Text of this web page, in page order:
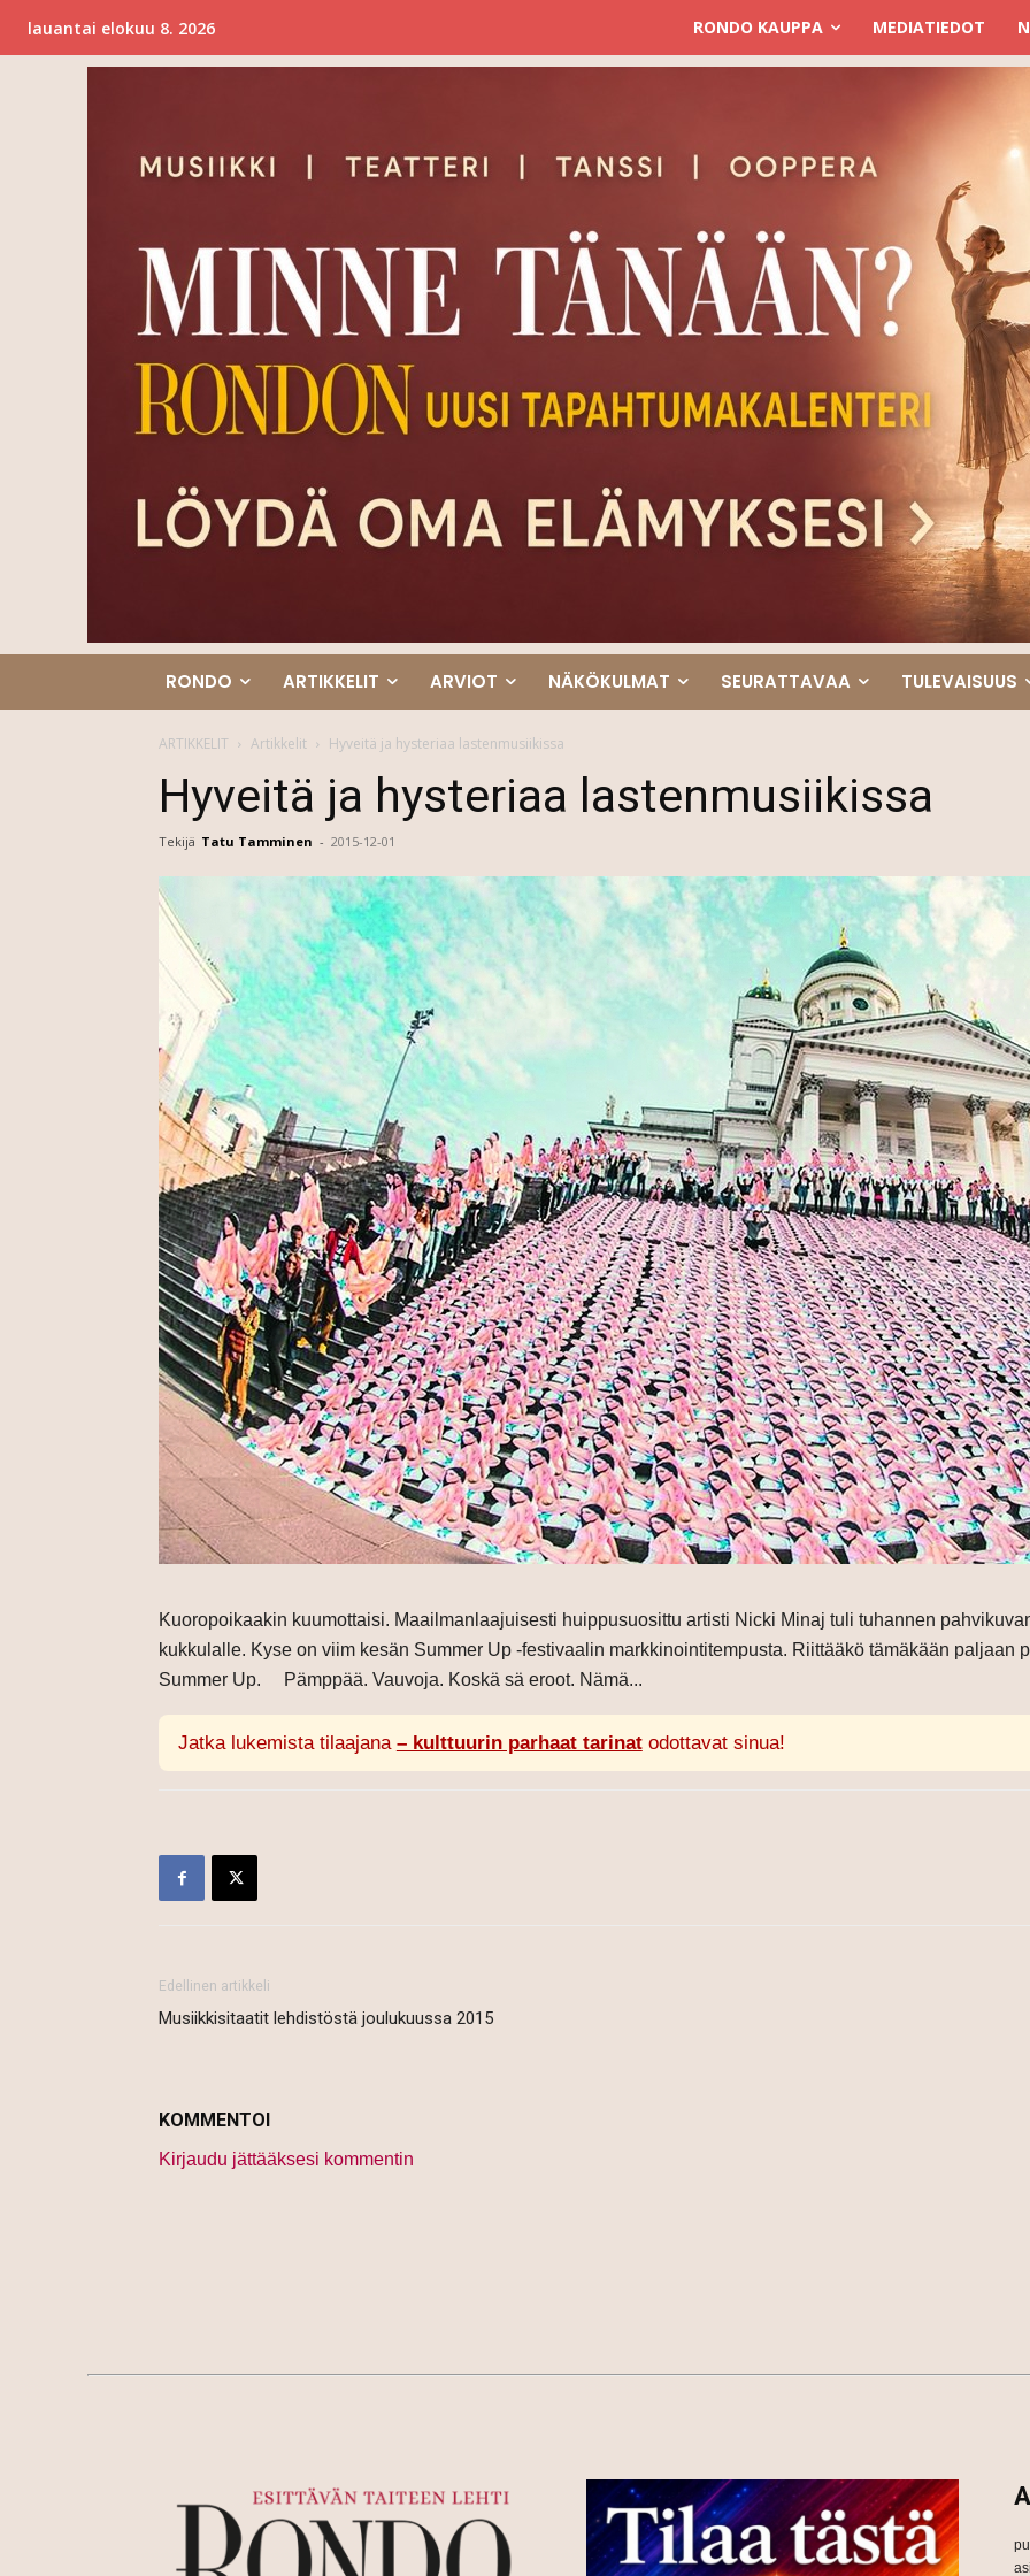
lauantai elokuu 8. 2026 RONDO KAUPPA MEDIATIEDOT
RONDO ARTIKKELIT ARVIOT NÄKÖKULMAT SEURATTAVAA TULEVAISUUS
ARTIKKELIT Artikkelit Hyveitä ja hysteriaa lastenmusiikissa
Hyveitä ja hysteriaa lastenmusiikissa
Tekijä Tatu Tamminen - 2015-12-01
Kuoropoikaakin kuumottaisi. Maailmanlaajuisesti huippusuosittu artisti Nicki Minaj tuli tuhannen
kukkulalle. Kyse on viim kesän Summer Up -festivaalin markkinointitempusta. Riittääkö tämäkään paljaan
Summer Up. Pämppää. Vauvoja. Koskä sä eroot. Nämä...
Jatka lukemista tilaajana – kulttuurin parhaat tarinatodottavat sinua!
Edellinen artikkeli
Musiikkisitaatit lehdistöstä joulukuussa 2015
KOMMENTOI
Kirjaudu jättääksesi kommentin